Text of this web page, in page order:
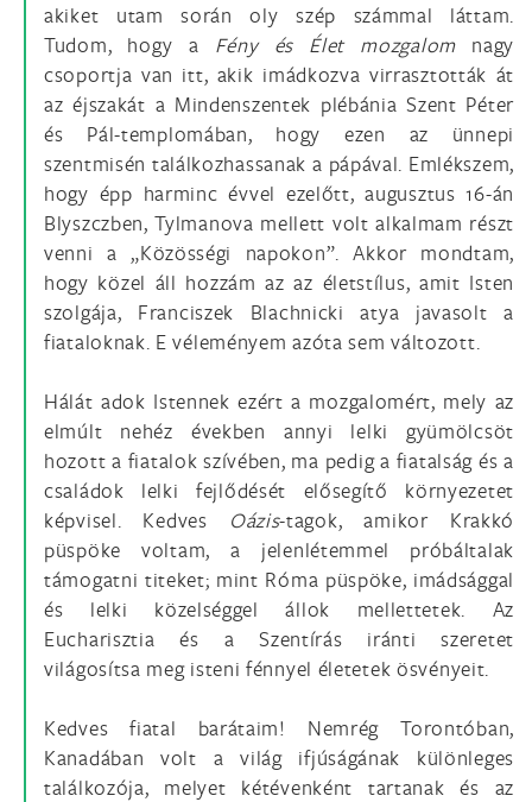
akiket utam során oly szép számmal láttam.
Tudom, hogy a Fény és Élet mozgalom nagy
csoportja van itt, akik imádkozva virrasztották át
az éjszakát a Mindenszentek plébánia Szent Péter
és Pál-templomában, hogy ezen az ünnepi
szentmisén találkozhassanak a pápával. Emlékszem,
hogy épp harminc évvel ezelőtt, augusztus 16-án
Blyszczben, Tylmanova mellett volt alkalmam részt
venni a „Közösségi napokon”. Akkor mondtam,
hogy közel áll hozzám az az életstílus, amit Isten
szolgája, Franciszek Blachnicki atya javasolt a
fiataloknak. E véleményem azóta sem változott.
Hálát adok Istennek ezért a mozgalomért, mely az
elmúlt nehéz években annyi lelki gyümölcsöt
hozott a fiatalok szívében, ma pedig a fiatalság és a
családok lelki fejlődését elősegítő környezetet
képvisel. Kedves Oázis-tagok, amikor Krakkó
püspöke voltam, a jelenlétemmel próbáltalak
támogatni titeket; mint Róma püspöke, imádsággal
és lelki közelséggel állok mellettetek. Az
Eucharisztia és a Szentírás iránti szeretet
világosítsa meg isteni fénnyel életetek ösvényeit.
Kedves fiatal barátaim! Nemrég Torontóban,
Kanadában volt a világ ifjúságának különleges
találkozója, melyet kétévenként tartanak és az